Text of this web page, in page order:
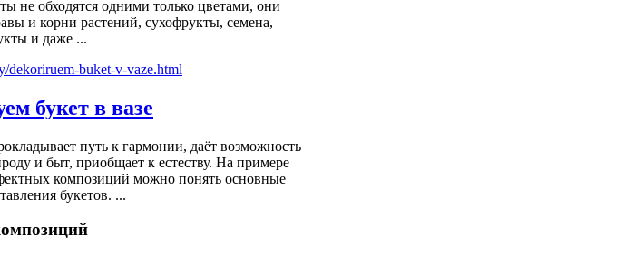
не обходятся одними только цветами, они
и корни растений, сухофрукты, семена,
и даже ...
букет в вазе
путь к гармонии, даёт возможность
и быт, приобщает к естеству. На примере
композиций можно понять основные
букетов. ...